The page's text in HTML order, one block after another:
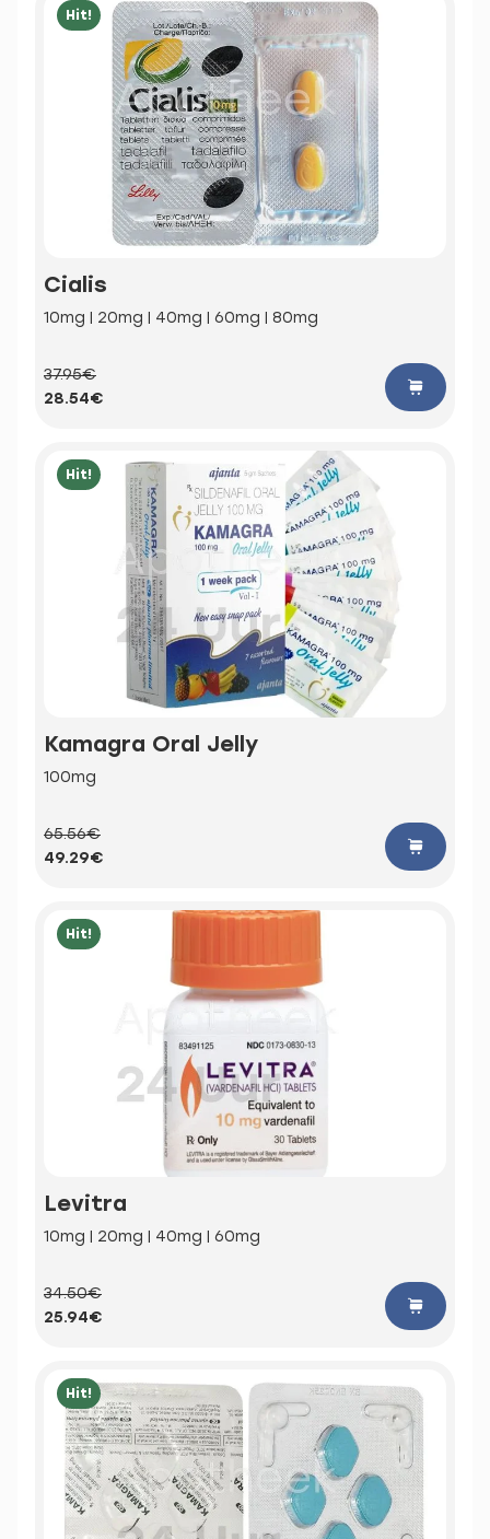
Hit!
Cialis
10mg | 20mg | 40mg | 60mg | 80mg
37.95€
28.54€
Hit!
Kamagra Oral Jelly
100mg
65.56€
49.29€
Hit!
Levitra
10mg | 20mg | 40mg | 60mg
34.50€
25.94€
Hit!